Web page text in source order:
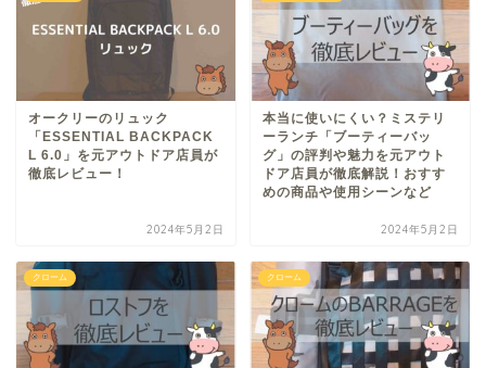
オークリーのリュック
「ESSENTIAL BACKPACK
L 6.0」を元アウトドア店員が
徹底レビュー！
2024年5月2日
本当に使いにくい？ミステリ
ーランチ「ブーティーバッ
グ」の評判や魅力を元アウト
ドア店員が徹底解説！おすす
めの商品や使用シーンなど
2024年5月2日
クローム クローム